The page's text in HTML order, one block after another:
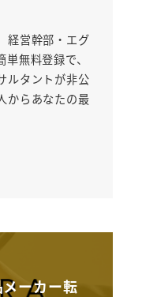
経営幹部・エグ
無料登録で、
ルタントが非公
からあなたの最
ーカー転